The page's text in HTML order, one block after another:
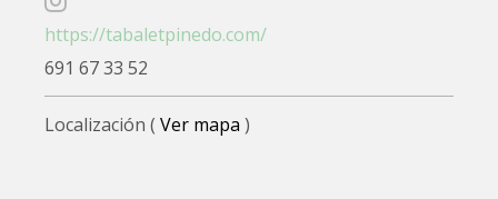
https://tabaletpinedo.com/
691 67 33 52
Localización ( Ver mapa )